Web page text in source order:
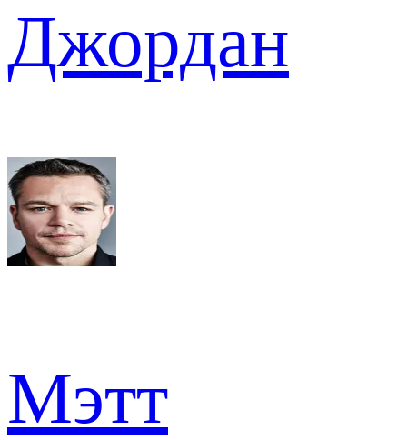
Джордан
Мэтт